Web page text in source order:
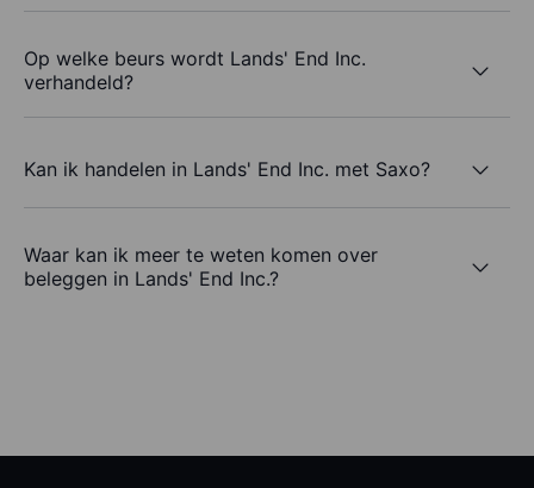
Op welke beurs wordt Lands' End Inc.
verhandeld?
Kan ik handelen in Lands' End Inc. met Saxo?
Waar kan ik meer te weten komen over
beleggen in Lands' End Inc.?